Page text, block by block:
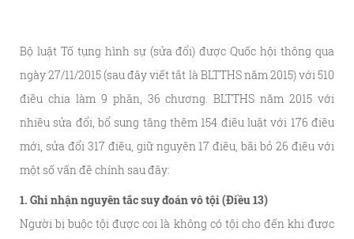
Bộ luật Tố tụng hình sự (sửa đổi) được Quốc hội thông qua
ngày 27/11/2015 (sau đây viết tắt là BLTTHS năm 2015) với 510
điều chia làm 9 phần, 36 chương. BLTTHS năm 2015 với
nhiều sửa đổi, bổ sung tăng thêm 154 điều luật với 176 điều
mới, sửa đổi 317 điều, giữ nguyên 17 điều, bãi bỏ 26 điều với
một sốvấn đề chính sau đây:
1. Ghi nhận nguyên tắc suy đoán vô tội (Điều 13)
Người bị buộc tội được coi là không có tội cho đến khi được